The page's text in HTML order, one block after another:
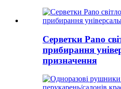
Серветки Pano
прибирання
призначення